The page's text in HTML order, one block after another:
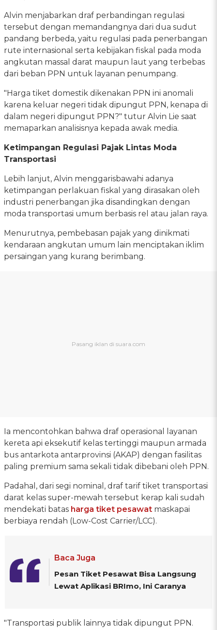
Alvin menjabarkan draf perbandingan regulasi
tersebut dengan memandangnya dari dua sudut
pandang berbeda, yaitu regulasi pada penerbangan
rute internasional serta kebijakan fiskal pada moda
angkutan massal darat maupun laut yang terbebas
dari beban PPN untuk layanan penumpang.
"Harga tiket domestik dikenakan PPN ini anomali
karena keluar negeri tidak dipungut PPN, kenapa di
dalam negeri dipungut PPN?" tutur Alvin Lie saat
memaparkan analisisnya kepada awak media.
Ketimpangan Regulasi Pajak Lintas Moda
Transportasi
Lebih lanjut, Alvin menggarisbawahi adanya
ketimpangan perlakuan fiskal yang dirasakan oleh
industri penerbangan jika disandingkan dengan
moda transportasi umum berbasis rel atau jalan raya.
Menurutnya, pembebasan pajak yang dinikmati
kendaraan angkutan umum lain menciptakan iklim
persaingan yang kurang berimbang.
Ia mencontohkan bahwa draf operasional layanan
kereta api eksekutif kelas tertinggi maupun armada
bus antarkota antarprovinsi (AKAP) dengan fasilitas
paling premium sama sekali tidak dibebani oleh PPN.
Padahal, dari segi nominal, draf tarif tiket transportasi
darat kelas super-mewah tersebut kerap kali sudah
mendekati batas harga tiket pesawat maskapai
berbiaya rendah (Low-Cost Carrier/LCC).
Baca Juga
Pesan Tiket Pesawat Bisa Langsung
Lewat Aplikasi BRImo, Ini Caranya
"Transportasi publik lainnya tidak dipungut PPN.